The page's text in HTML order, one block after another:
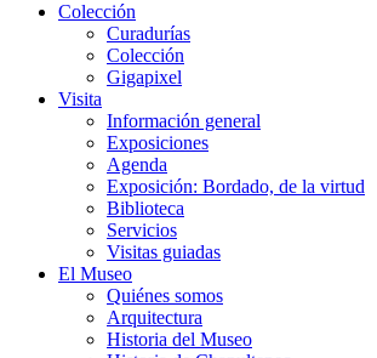
Colección
Curadurías
Colección
Gigapixel
Visita
Información general
Exposiciones
Agenda
Exposición: Bordado, de la virtud
Biblioteca
Servicios
Visitas guiadas
El Museo
Quiénes somos
Arquitectura
Historia del Museo